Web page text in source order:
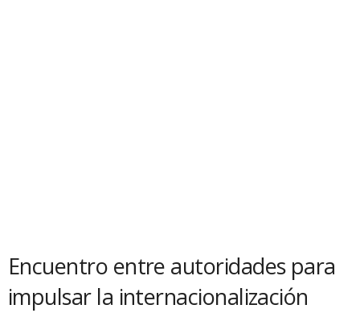
Encuentro entre autoridades para
impulsar la internacionalización